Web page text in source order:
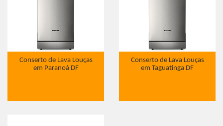
Conserto de Lava Louças
em Paranoá DF
Conserto de Lava Louças
em Taguatinga DF